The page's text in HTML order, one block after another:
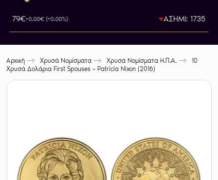
+0.00€ (+0.00%) ΑΣΗΜΙ: 1735.5€
Αρχική Χρυσά Νομίσματα Χρυσά Νομίσματα Η.Π.Α.
10
Χρυσά Δολάρια First Spouses – Patricia Nixon (2016)